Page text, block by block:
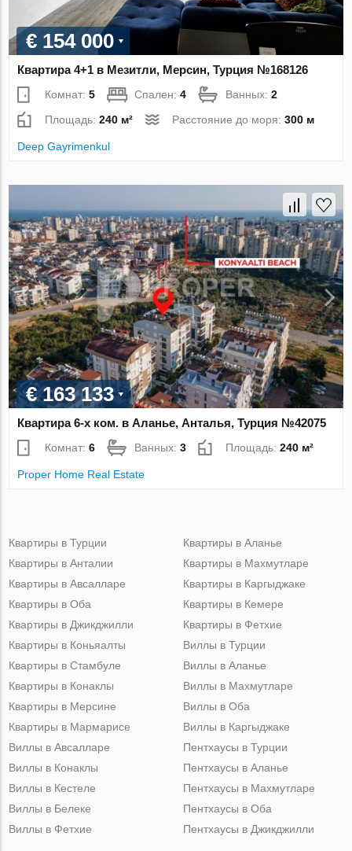
€ 154 000
Квартира 4+1 в Мезитли, Мерсин, Турция №168126
Комнат:5 Спален:4 Ванных:2
Площадь:240 м² Расстояние до моря:300 м
Deep Gayrimenkul
€ 163 133
Квартира 6-х ком. в Аланье, Анталья, Турция №42075
Комнат:6 Ванных:3 Площадь:240 м²
Proper Home Real Estate
Квартиры в Турции
Квартиры в Анталии
Квартиры в Авсалларе
Квартиры в Оба
Квартиры в Джикджилли
Квартиры в Аланье
Квартиры в Махмутларе
Квартиры в Каргыджаке
Квартиры в Кемере
Квартиры в Фетхие
Квартиры в Коньяалты
Квартиры в Стамбуле
Квартиры в Конаклы
Квартиры в Мерсине
Квартиры в Мармарисе
Виллы в Турции
Виллы в Аланье
Виллы в Махмутларе
Виллы в Оба
Виллы в Каргыджаке
Виллы в Авсалларе
Виллы в Конаклы
Виллы в Кестеле
Виллы в Белеке
Виллы в Фетхие
Пентхаусы в Турции
Пентхаусы в Аланье
Пентхаусы в Махмутларе
Пентхаусы в Оба
Пентхаусы в Джикджилли